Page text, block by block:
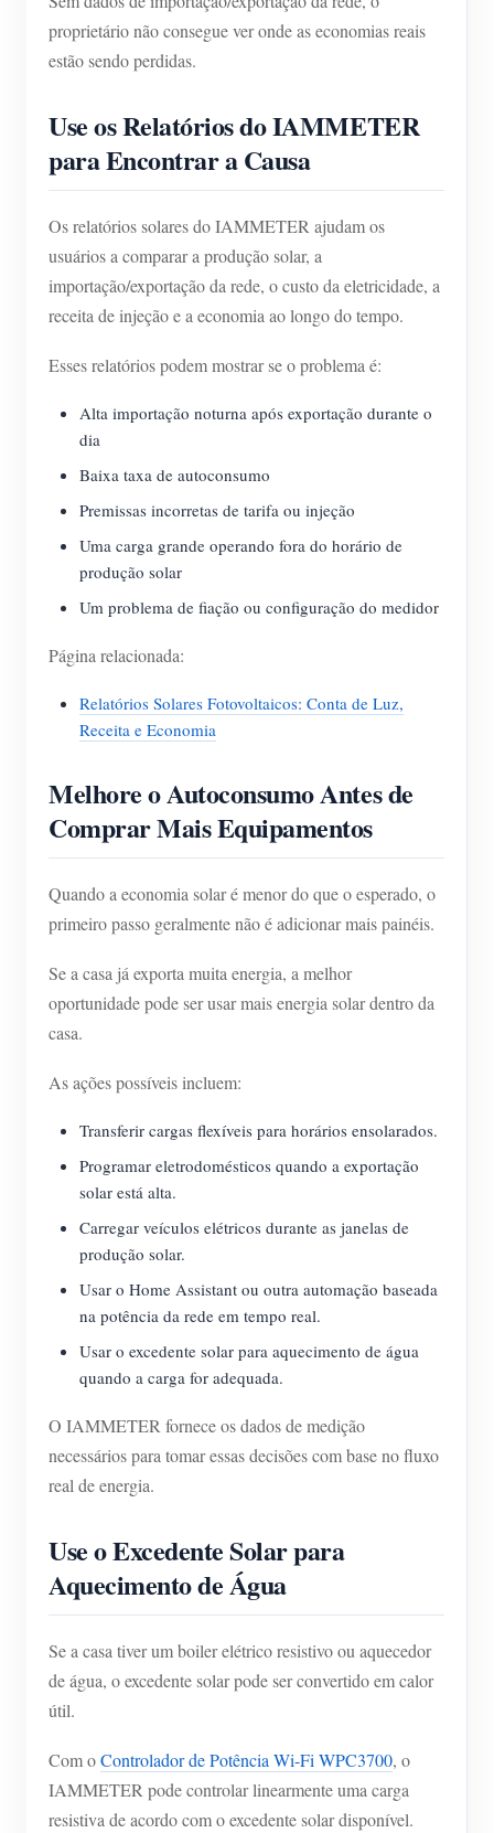
proprietário não consegue ver onde as economias reais
estão sendo perdidas.
Use os Relatórios do IAMMETER
para Encontrar a Causa
Os relatórios solares do IAMMETER ajudam os
usuários a comparar a produção solar, a
importação/exportação da rede, o custo da eletricidade, a
receita de injeção e a economia ao longo do tempo.
Esses relatórios podem mostrar se o problema é:
Alta importação noturna após exportação durante o
dia
Baixa taxa de autoconsumo
Premissas incorretas de tarifa ou injeção
Uma carga grande operando fora do horário de
produção solar
Um problema de fiação ou configuração do medidor
Página relacionada:
Relatórios Solares Fotovoltaicos: Conta de Luz,
Receita e Economia
Melhore o Autoconsumo Antes de
Comprar Mais Equipamentos
Quando a economia solar é menor do que o esperado, o
primeiro passo geralmente não é adicionar mais painéis.
Se a casa já exporta muita energia, a melhor
oportunidade pode ser usar mais energia solar dentro da
casa.
As ações possíveis incluem:
Transferir cargas flexíveis para horários ensolarados.
Programar eletrodomésticos quando a exportação
solar está alta.
Carregar veículos elétricos durante as janelas de
produção solar.
Usar o Home Assistant ou outra automação baseada
na potência da rede em tempo real.
Usar o excedente solar para aquecimento de água
quando a carga for adequada.
O IAMMETER fornece os dados de medição
necessários para tomar essas decisões com base no fluxo
real de energia.
Use o Excedente Solar para
Aquecimento de Água
Se a casa tiver um boiler elétrico resistivo ou aquecedor
de água, o excedente solar pode ser convertido em calor
útil.
Com oControlador de Potência Wi-Fi WPC3700, o
IAMMETER pode controlar linearmente uma carga
resistiva de acordo com o excedente solar disponível.